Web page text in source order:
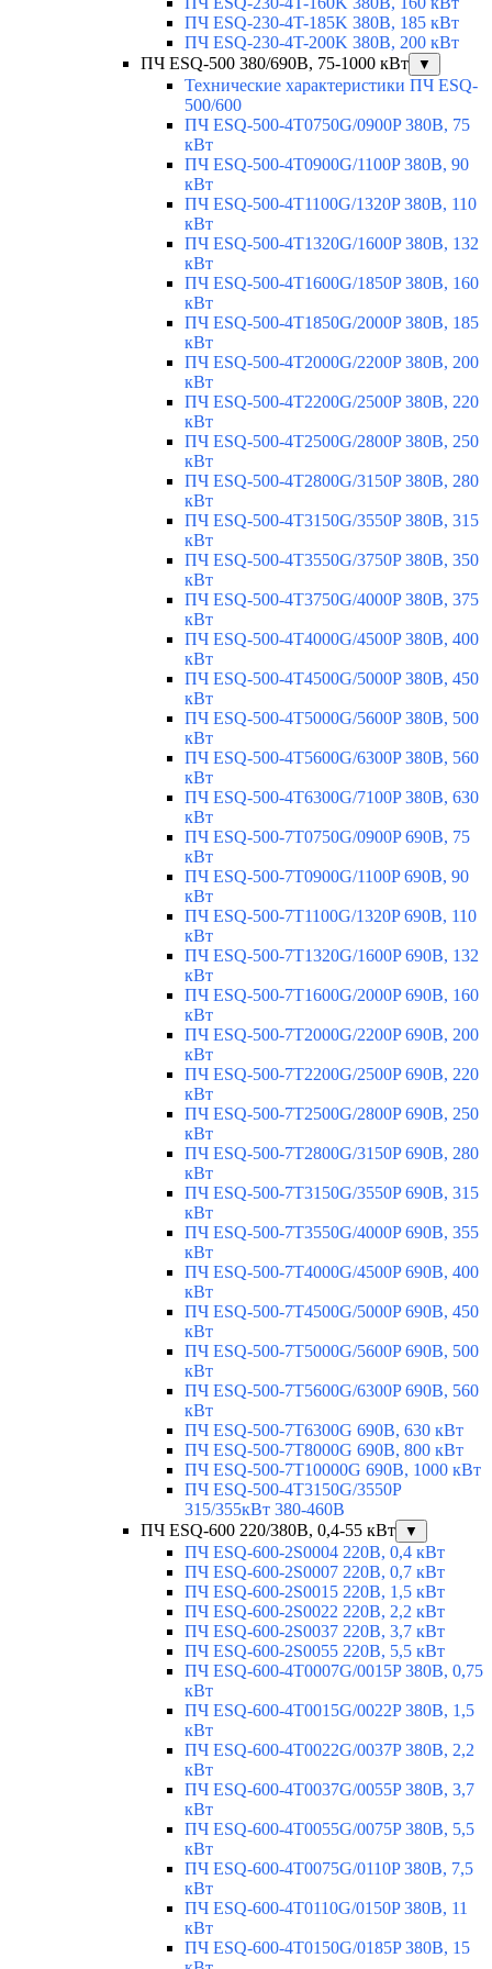
ПЧ ESQ-230-4T-185K 380В, 185 кВт
ПЧ ESQ-230-4T-200K 380В, 200 кВт
ПЧ ESQ-500 380/690В, 75-1000 кВт
▼
Технические характеристики ПЧ ESQ-
500/600
ПЧ ESQ-500-4T0750G/0900P 380В, 75
кВт
ПЧ ESQ-500-4T0900G/1100P 380В, 90
кВт
ПЧ ESQ-500-4T1100G/1320P 380В, 110
кВт
ПЧ ESQ-500-4T1320G/1600P 380В, 132
кВт
ПЧ ESQ-500-4T1600G/1850P 380В, 160
кВт
ПЧ ESQ-500-4T1850G/2000P 380В, 185
кВт
ПЧ ESQ-500-4T2000G/2200P 380В, 200
кВт
ПЧ ESQ-500-4T2200G/2500P 380В, 220
кВт
ПЧ ESQ-500-4T2500G/2800P 380В, 250
кВт
ПЧ ESQ-500-4T2800G/3150P 380В, 280
кВт
ПЧ ESQ-500-4T3150G/3550P 380В, 315
кВт
ПЧ ESQ-500-4T3550G/3750P 380В, 350
кВт
ПЧ ESQ-500-4T3750G/4000P 380В, 375
кВт
ПЧ ESQ-500-4T4000G/4500P 380В, 400
кВт
ПЧ ESQ-500-4T4500G/5000P 380В, 450
кВт
ПЧ ESQ-500-4T5000G/5600P 380В, 500
кВт
ПЧ ESQ-500-4T5600G/6300P 380В, 560
кВт
ПЧ ESQ-500-4T6300G/7100P 380В, 630
кВт
ПЧ ESQ-500-7T0750G/0900P 690В, 75
кВт
ПЧ ESQ-500-7T0900G/1100P 690В, 90
кВт
ПЧ ESQ-500-7T1100G/1320P 690В, 110
кВт
ПЧ ESQ-500-7T1320G/1600P 690В, 132
кВт
ПЧ ESQ-500-7T1600G/2000P 690В, 160
кВт
ПЧ ESQ-500-7T2000G/2200P 690В, 200
кВт
ПЧ ESQ-500-7T2200G/2500P 690В, 220
кВт
ПЧ ESQ-500-7T2500G/2800P 690В, 250
кВт
ПЧ ESQ-500-7T2800G/3150P 690В, 280
кВт
ПЧ ESQ-500-7T3150G/3550P 690В, 315
кВт
ПЧ ESQ-500-7T3550G/4000P 690В, 355
кВт
ПЧ ESQ-500-7T4000G/4500P 690В, 400
кВт
ПЧ ESQ-500-7T4500G/5000P 690В, 450
кВт
ПЧ ESQ-500-7T5000G/5600P 690В, 500
кВт
ПЧ ESQ-500-7T5600G/6300P 690В, 560
кВт
ПЧ ESQ-500-7T6300G 690В, 630 кВт
ПЧ ESQ-500-7T8000G 690В, 800 кВт
ПЧ ESQ-500-7T10000G 690В, 1000 кВт
ПЧ ESQ-500-4T3150G/3550P
315/355кВт 380-460В
ПЧ ESQ-600 220/380В, 0,4-55 кВт
▼
ПЧ ESQ-600-2S0004 220В, 0,4 кВт
ПЧ ESQ-600-2S0007 220В, 0,7 кВт
ПЧ ESQ-600-2S0015 220В, 1,5 кВт
ПЧ ESQ-600-2S0022 220В, 2,2 кВт
ПЧ ESQ-600-2S0037 220В, 3,7 кВт
ПЧ ESQ-600-2S0055 220В, 5,5 кВт
ПЧ ESQ-600-4T0007G/0015P 380В, 0,75
кВт
ПЧ ESQ-600-4T0015G/0022P 380В, 1,5
кВт
ПЧ ESQ-600-4T0022G/0037P 380В, 2,2
кВт
ПЧ ESQ-600-4T0037G/0055P 380В, 3,7
кВт
ПЧ ESQ-600-4T0055G/0075P 380В, 5,5
кВт
ПЧ ESQ-600-4T0075G/0110P 380В, 7,5
кВт
ПЧ ESQ-600-4T0110G/0150P 380В, 11
кВт
ПЧ ESQ-600-4T0150G/0185P 380В, 15